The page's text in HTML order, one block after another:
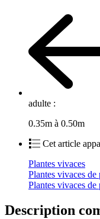
adulte :
0.35m à 0.50m
Cet article
Plantes vivaces
Plantes vivaces de
Plantes vivaces de
Description